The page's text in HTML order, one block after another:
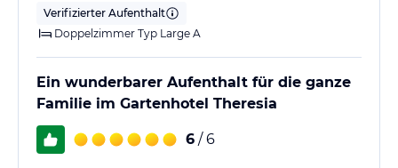
Kinderclub zurückgebracht.
August
• Sommerhighlights für Kids & Teens: BBQ- und Grillpartys im
Berggarten
• Joker Card (kostenlos): Zahlreiche Vorteile und Attraktionen wie
die Nutzung von Seilbahnen, Wanderbussen, geführte
Verifizierter Aufenthalt
Doppelzimmer Typ Large A
Ein wunderbarer Aufenthalt für die ganze
Familie im Gartenhotel Theresia
6 / 6